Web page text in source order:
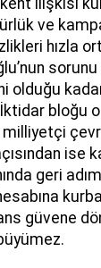
ve
hızla
olduğu kadar
bloğu
ise
geri
güvene